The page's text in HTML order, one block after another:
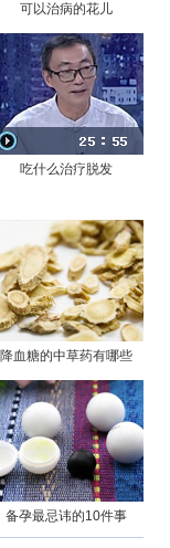
可以治病的花儿
吃什么治疗脱发
降血糖的中草药有哪些
备孕最忌讳的10件事